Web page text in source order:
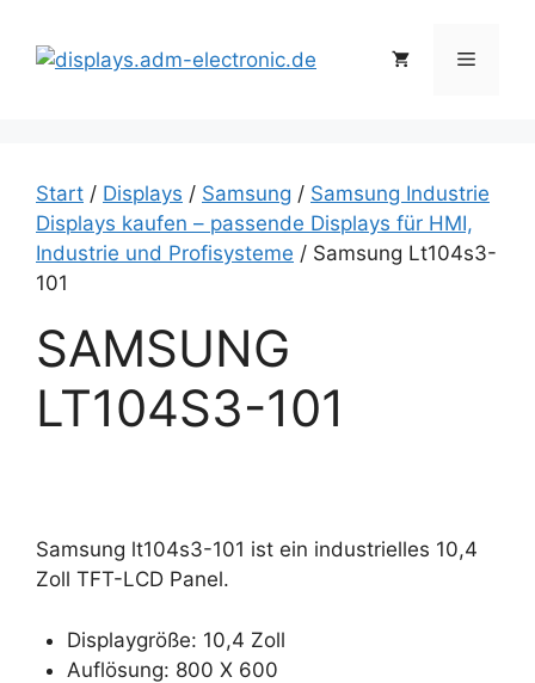
Inhalt
springen
Menü
Start / Displays / Samsung / Samsung Industrie
Displays kaufen – passende Displays für HMI,
Industrie und Profisysteme / Samsung Lt104s3-
101
SAMSUNG
LT104S3-101
Samsung lt104s3-101 ist ein industrielles 10,4
Zoll TFT-LCD Panel.
Displaygröße: 10,4 Zoll
Auflösung: 800 X 600